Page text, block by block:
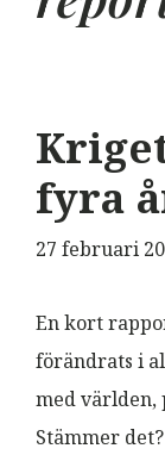
fyra
27 februari
En kort
förändrats i
med
Stämmer